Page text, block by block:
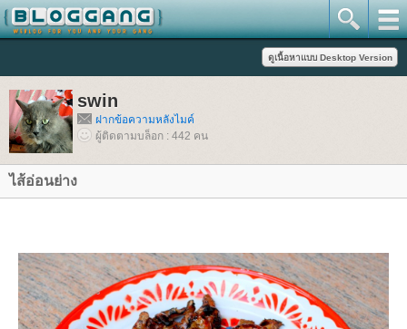
swin
ฝากข้อความหลังไมค์
ผู้ติดตามบล็อก : 442 คน
ไส้อ่อนย่าง